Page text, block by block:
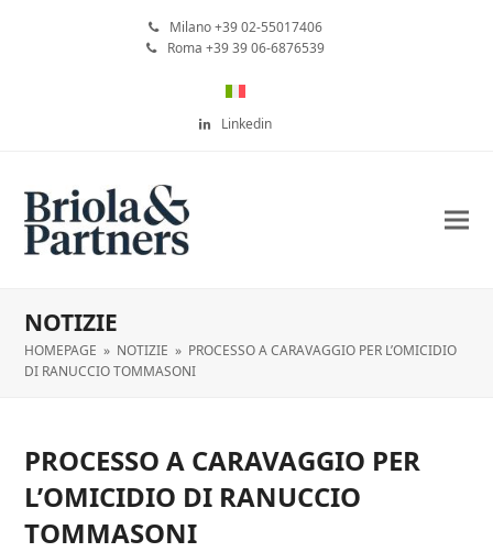
Milano +39 02-55017406
Roma +39 39 06-6876539
Linkedin
NOTIZIE
HOMEPAGE » NOTIZIE » PROCESSO A CARAVAGGIO PER L’OMICIDIO
DI RANUCCIO TOMMASONI
PROCESSO A CARAVAGGIO PER
L’OMICIDIO DI RANUCCIO
TOMMASONI